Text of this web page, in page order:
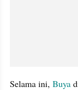
Selama ini, Buya